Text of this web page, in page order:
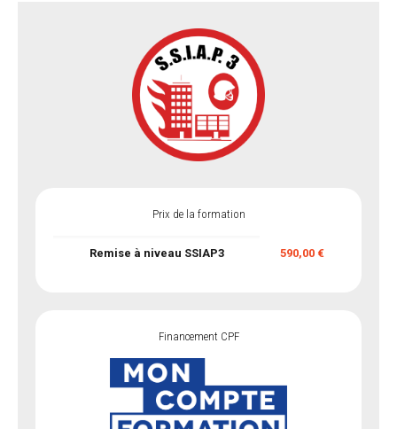
Prix de la formation
Remise à niveau SSIAP3 590,00 €
Financement CPF